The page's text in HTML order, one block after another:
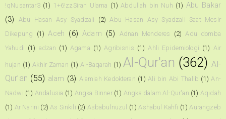
!qNusantar3 (1) 1+6!zzSirah Ulama (1) Abdullah bin Nuh (1) Abu Bakar
(3)
Abu Hasan Asy Syadzali (2) Abu Hasan Asy Syadzali Saat Mesir
Dikepung
(1) Aceh (6) Adam (5) Adnan Menderes (2) Adu domba
Yahudi (1) adzan (1) Agama (1) Agribisnis (1) Ahli Epidemiologi (1) Air
hujan (1) Akhir Zaman (1) Al-Baqarah (1) Al-Qur'an (362) Al-
Qur’an (55) alam (3) Alamiah Kedokteran (1) Ali bin Abi Thalib (1) An-
Nadwi (1) Andalusia (1) Angka Binner (1) Angka dalam Al-Qur'an (1) Aqidah
(1) Ar Narini (2) As Sinkili (2) Asbabulnuzul (1) Ashabul Kahfi (1) Aurangzeb